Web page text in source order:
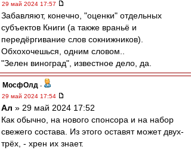
29 май 2024 17:57
Забавляют, конечно, "оценки" отдельных
субъектов Книги (а также враньё и
передёргивание слов сокнижников).
Обхохочешься, одним словом..
"Зелен виноград", известное дело, да.
МосфОлд -
29 май 2024 17:54
Ал » 29 май 2024 17:52
Как обычно, на нового спонсора и на набор
свежего состава. Из этого оставят может двух-
трёх, - хрен их знает.